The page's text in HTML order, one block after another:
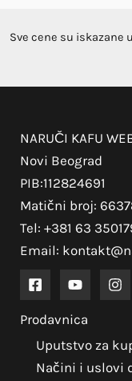
Sve cene su iskazane
NARUČI KAFU
Novi Beograd
PIB:112824691
Matični broj:
Tel: +381 63
Email:
Prodavnica
Uputstvo za
Načini i uslovi